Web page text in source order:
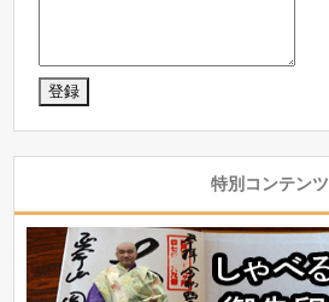
特別コンテンツ